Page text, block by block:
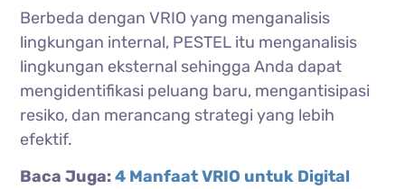
Berbeda dengan VRIO yang menganalisis
lingkungan internal, PESTEL itu menganalisis
lingkungan eksternal sehingga Anda dapat
mengidentifikasi peluang baru, mengantisipasi
resiko, dan merancang strategi yang lebih
efektif.
Baca Juga:4 Manfaat VRIO untuk Digital